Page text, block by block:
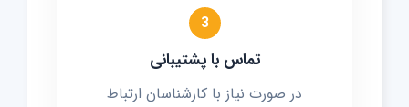
3
تماس با پشتیبانی
در صورت نیاز با کارشناسان ارتباط